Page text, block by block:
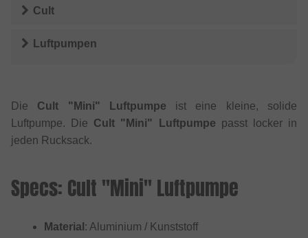
Cult
Luftpumpen
Die Cult "Mini" Luftpumpe ist eine kleine, solide
Luftpumpe. Die Cult "Mini" Luftpumpe passt locker in
jeden Rucksack.
Specs: Cult "Mini" Luftpumpe
Material : Aluminium / Kunststoff